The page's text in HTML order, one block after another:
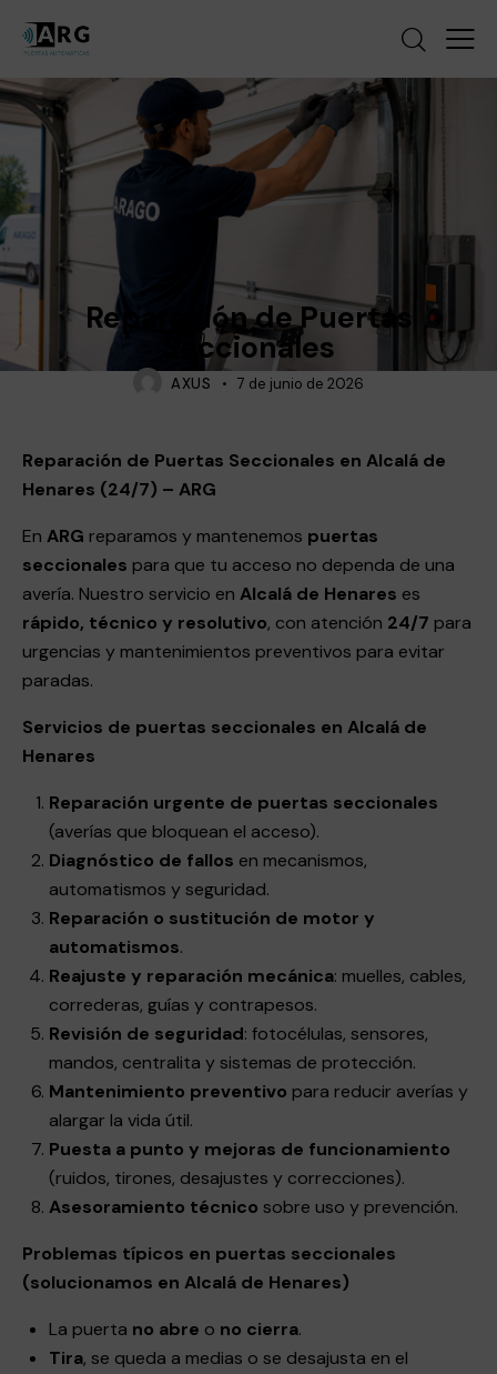
NOTICIAS
Reparación de Puertas
Seccionales
AXUS 7 de junio de 2026
Reparación de Puertas Seccionales en Alcalá de
Henares (24/7) – ARG
En ARG reparamos y mantenemos puertas
seccionales para que tu acceso no dependa de una
avería. Nuestro servicio en Alcalá de Henares es
rápido, técnico y resolutivo, con atención 24/7 para
urgencias y mantenimientos preventivos para evitar
paradas.
Servicios de puertas seccionales en Alcalá de
Henares
Reparación urgente de puertas seccionales
(averías que bloquean el acceso).
Diagnóstico de fallos en mecanismos,
automatismos y seguridad.
Reparación o sustitución de motor y
automatismos.
Reajuste y reparación mecánica: muelles, cables,
correderas, guías y contrapesos.
Revisión de seguridad: fotocélulas, sensores,
mandos, centralita y sistemas de protección.
Mantenimiento preventivo para reducir averías y
alargar la vida útil.
Puesta a punto y mejoras de funcionamiento
(ruidos, tirones, desajustes y correcciones).
Asesoramiento técnico sobre uso y prevención.
Problemas típicos en puertas seccionales
(solucionamos en Alcalá de Henares)
La puerta no abre o no cierra.
Tira, se queda a medias o se desajusta en el